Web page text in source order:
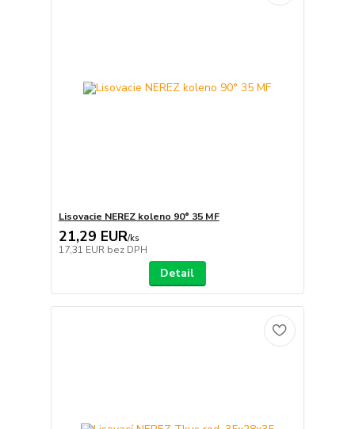
Lisovacie NEREZ koleno 90° 35 MF
21,29 EUR/ks
17,31 EUR bez DPH
Detail